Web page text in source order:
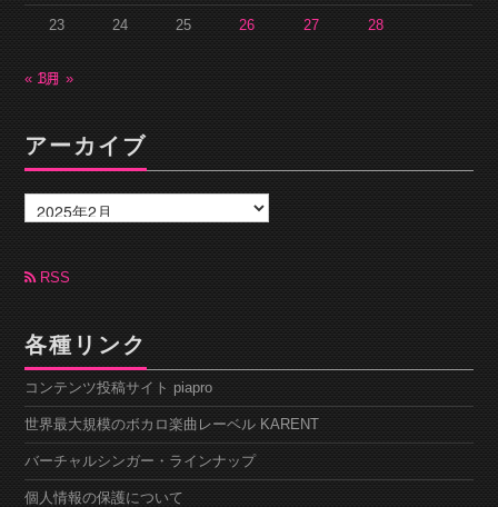
23 24 25 26 27 28
« 1月3月 »
アーカイブ
ー
カ
ブ RSS
各種リンク
コンテンツ投稿サイト piapro
世界最大規模のボカロ楽曲レーベル KARENT
バーチャルシンガー・ラインナップ
個人情報の保護について